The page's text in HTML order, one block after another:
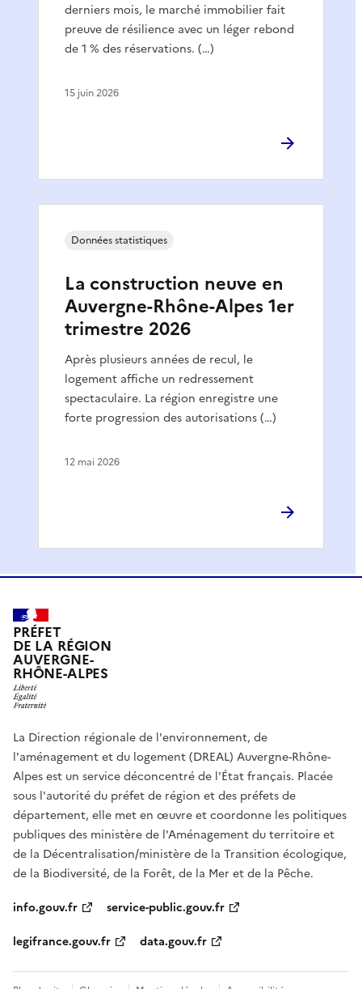
derniers mois, le marché immobilier fait
preuve de résilience avec un léger rebond
de 1 % des réservations. (…)
15 juin 2026
La construction neuve en
Auvergne-Rhône-Alpes 1er
trimestre 2026
Après plusieurs années de recul, le
logement affiche un redressement
spectaculaire. La région enregistre une
forte progression des autorisations (…)
Données statistiques
12 mai 2026
PRÉFET
DE LA RÉGION
AUVERGNE-
RHÔNE-ALPES
La Direction régionale de l'environnement, de
l'aménagement et du logement (DREAL) Auvergne-Rhône-
Alpes est un service déconcentré de l'État français. Placée
sous l'autorité du préfet de région et des préfets de
département, elle met en œuvre et coordonne les politiques
publiques des ministère de l'Aménagement du territoire et
de la Décentralisation/ministère de la Transition écologique,
de la Biodiversité, de la Forêt, de la Mer et de la Pêche.
info.gouv.fr
service-public.gouv.fr
legifrance.gouv.fr
data.gouv.fr